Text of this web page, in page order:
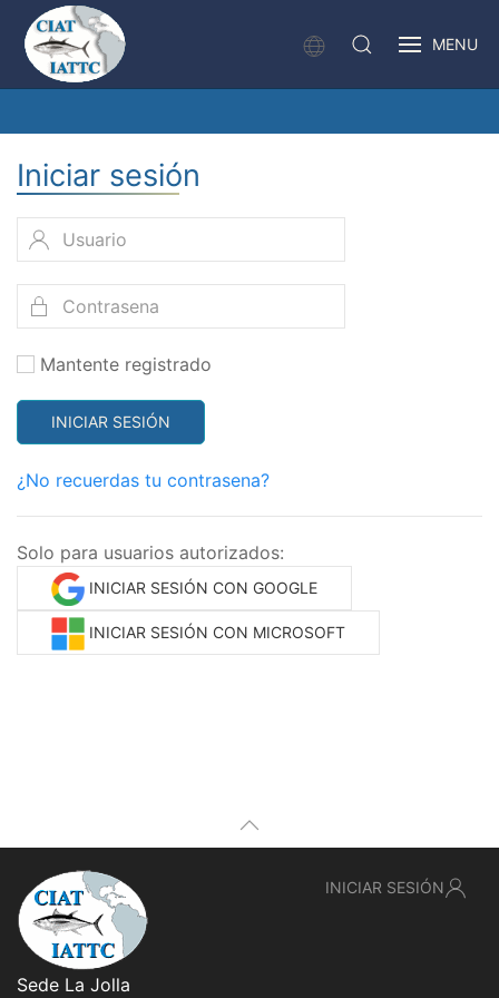
MENU
Iniciar sesión
Mantente registrado
INICIAR SESIÓN
¿No recuerdas tu contrasena?
Solo para usuarios autorizados:
INICIAR SESIÓN CON GOOGLE
INICIAR SESIÓN CON MICROSOFT
Sede La Jolla
INICIAR SESIÓN